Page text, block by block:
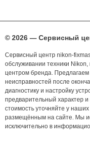
© 2026 — Сервисный
Сервисный центр nikon-
обслуживании техники
центром бренда. Предлагаем
неисправностей после
диагностику и настройку
предварительный характер
стоимость уточняйте у
размещённым на сайте. Мы
исключительно в